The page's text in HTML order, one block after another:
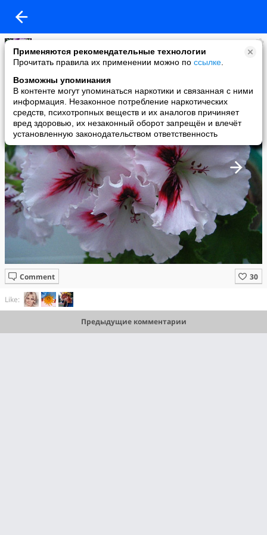
Применяются рекомендательные технологии
Прочитать правила их применении можно по ссылке
Возможны упоминания
В контенте могут упоминаться наркотики и связанная с ними
информация. Незаконное потребление наркотических
средств, психотропных веществ и их аналогов причиняет
вред здоровью, их незаконный оборот запрещён и влечёт
установленную законодательством ответственность
Лариса Назарова
added a photo
24 May в 22:17
Comment
Like:
Предыдущие комментарии